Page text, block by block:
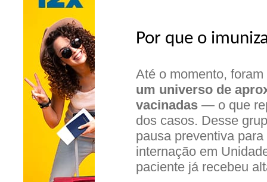
Por que o
Até o momento,
um universo de
vacinadas — o que
dos casos. Desse
pausa preventiva
internação em
paciente já recebeu